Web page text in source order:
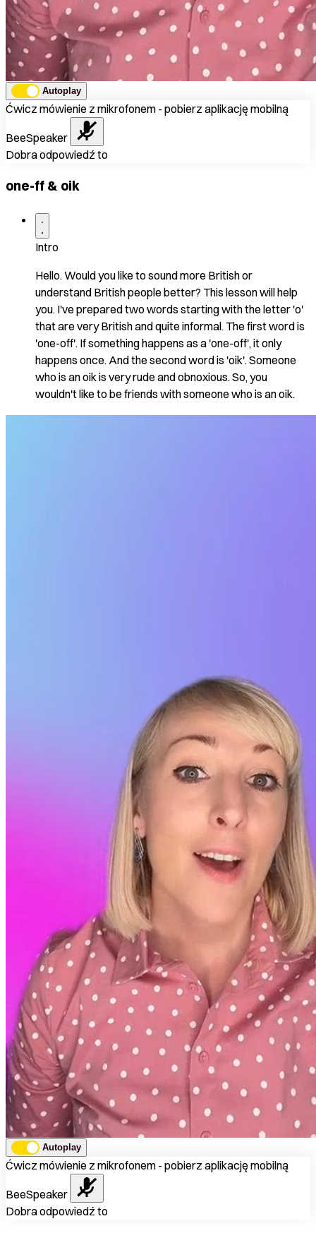
Autoplay
Ćwicz mówienie z mikrofonem - pobierz aplikację mobilną
BeeSpeaker
Dobra odpowiedź to
one-ff & oik
Intro
Hello. Would you like to sound more British or
understand British people better? This lesson will help
you. I've prepared two words starting with the letter 'o'
that are very British and quite informal. The first word is
'one-off'. If something happens as a 'one-off', it only
happens once. And the second word is 'oik'. Someone
who is an oik is very rude and obnoxious. So, you
wouldn't like to be friends with someone who is an oik.
Autoplay
Ćwicz mówienie z mikrofonem - pobierz aplikację mobilną
BeeSpeaker
Dobra odpowiedź to